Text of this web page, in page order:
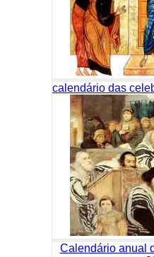
calendário das
Calendário anual